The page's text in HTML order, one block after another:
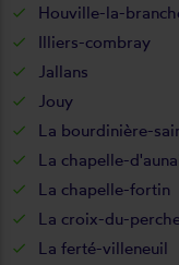
Houville-la-
Illiers-combray
Jallans
Jouy
La bourdinière-
La chapelle-
La chapelle-fortin
La croix-du-
La ferté-villeneuil